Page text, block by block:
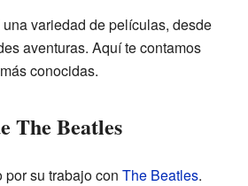
variedad de películas, desde
aventuras. Aquí te contamos
conocidas.
The Beatles
por su trabajo con The Beatles.